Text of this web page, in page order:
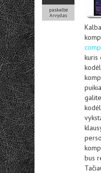
paskelbė
Arvydas
kuris
bus